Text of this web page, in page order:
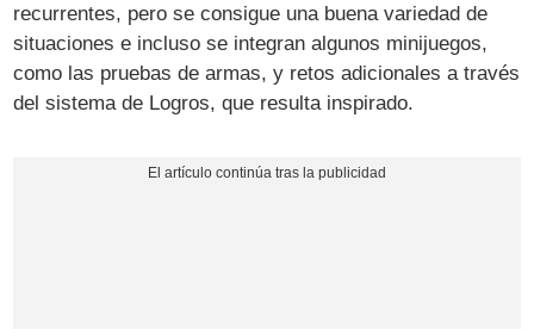
recurrentes, pero se consigue una buena variedad de
situaciones e incluso se integran algunos minijuegos,
como las pruebas de armas, y retos adicionales a través
del sistema de Logros, que resulta inspirado.